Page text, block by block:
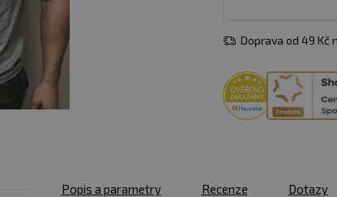
Doprava od 49 Kč
Popis a parametry Recenze Dotazy